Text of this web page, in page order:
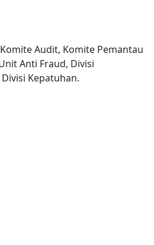
Audit, Komite Pemantau
Anti Fraud, Divisi
Kepatuhan.